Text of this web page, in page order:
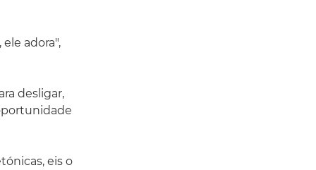
adora",
desligar,
eis o